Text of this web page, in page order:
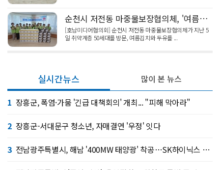
순천시 저전동 마중물보장협의체, '여름김치' 따뜻한 이웃사랑
[호남미디어협의회] 순천시 저전동 마중물보장협의체가 지난 5
일 취약계층 50세대를 방문, 여름김치와 두유를 ...
실시간뉴스
1 장흥군, 폭염·가뭄 '긴급 대책회의' 개최... "피해 막아라"
2 장흥군-서대문구 청소년, 자매결연 '우정' 잇다
3 전남광주특별시, 해남 '400MW 태양광' 착공…SK하이닉스 공급
많이 본 뉴스